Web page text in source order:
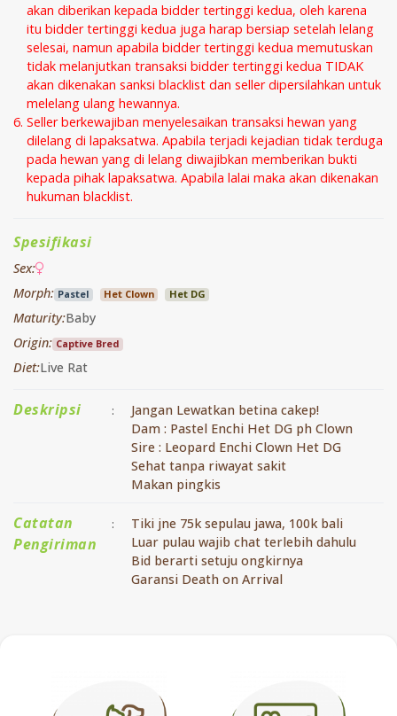
akan diberikan kepada bidder tertinggi kedua, oleh karena
itu bidder tertinggi kedua juga harap bersiap setelah lelang
selesai, namun apabila bidder tertinggi kedua memutuskan
tidak melanjutkan transaksi bidder tertinggi kedua TIDAK
akan dikenakan sanksi blacklist dan seller dipersilahkan untuk
melelang ulang hewannya.
Seller berkewajiban menyelesaikan transaksi hewan yang
dilelang di lapaksatwa. Apabila terjadi kejadian tidak terduga
pada hewan yang di lelang diwajibkan memberikan bukti
kepada pihak lapaksatwa. Apabila lalai maka akan dikenakan
hukuman blacklist.
Spesifikasi
Sex:
Morph: Pastel Het Clown Het DG
Maturity:Baby
Origin: Captive Bred
Diet:Live Rat
Deskripsi :
Jangan Lewatkan betina cakep!
Dam : Pastel Enchi Het DG ph Clown
Sire : Leopard Enchi Clown Het DG
Sehat tanpa riwayat sakit
Makan pingkis
Catatan
Pengiriman
:
Tiki jne 75k sepulau jawa, 100k bali
Luar pulau wajib chat terlebih dahulu
Bid berarti setuju ongkirnya
Garansi Death on Arrival